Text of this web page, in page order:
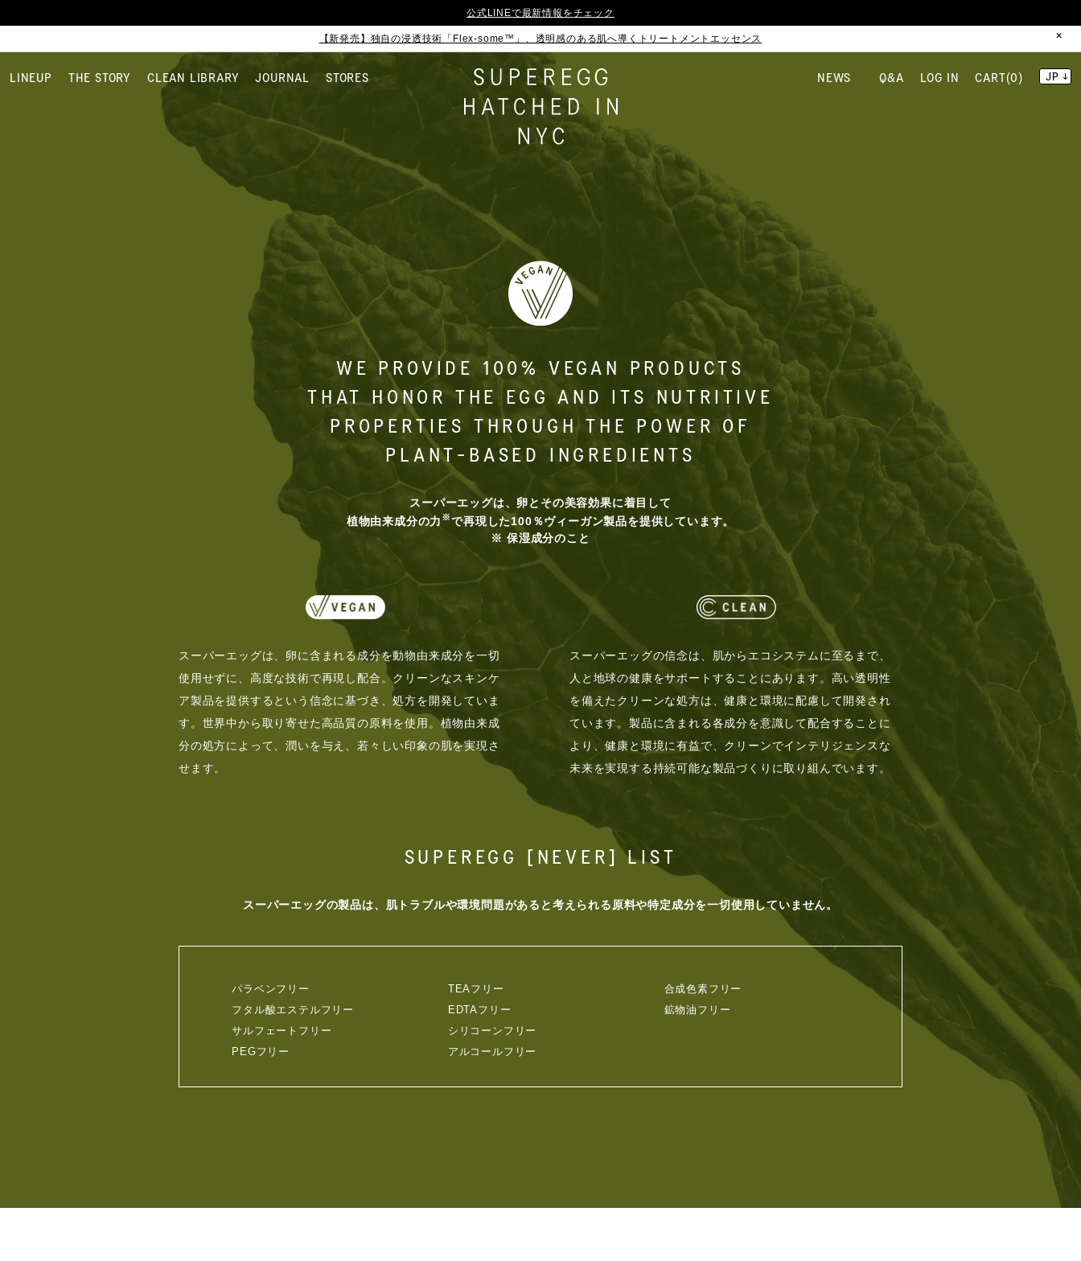
公式LINEで最新情報をチェック
【新発売】独自の浸透技術「Flex-some™」、透明感のある肌へ導くトリートメントエッセンス
LINEUP THE STORY CLEAN LIBRARY JOURNAL STORES CART(0)
LOG IN
Q&A
NEWS
WE PROVIDE 100% VEGAN PRODUCTS
THAT HONOR THE EGG AND ITS NUTRITIVE
PROPERTIES THROUGH THE POWER OF
PLANT-BASED INGREDIENTS
スーパーエッグは、卵とその美容効果に着目して
植物由来成分の力 ※で再現した100％ヴィーガン製品を提供しています。
※ 保湿成分のこと
スーパーエッグは、卵に含まれる成分を動物由来成分を一切
使用せずに、高度な技術で再現し配合。クリーンなスキンケ
ア製品を提供するという信念に基づき、処方を開発していま
す。世界中から取り寄せた高品質の原料を使用。植物由来成
分の処方によって、潤いを与え、若々しい印象の肌を実現さ
せます。
スーパーエッグの信念は、肌からエコシステムに至るまで、
人と地球の健康をサポートすることにあります。高い透明性
を備えたクリーンな処方は、健康と環境に配慮して開発され
ています。製品に含まれる各成分を意識して配合することに
より、健康と環境に有益で、クリーンでインテリジェンスな
未来を実現する持続可能な製品づくりに取り組んでいます。
SUPEREGG [NEVER] LIST
スーパーエッグの製品は、肌トラブルや環境問題があると考えられる原料や特定成分を一切使用していません。
パラベンフリー
フタル酸エステルフリー
サルフェートフリー
PEGフリー
TEAフリー
EDTAフリー
シリコーンフリー
アルコールフリー
合成色素フリー
鉱物油フリー